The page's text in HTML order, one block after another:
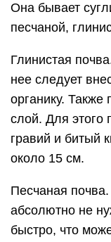
Она бывает
песчаной,
Глинистая
нее следует
органику.
слой. Для этого
гравий и битый
около 15 см.
Песчаная
абсолютно не
быстро, что